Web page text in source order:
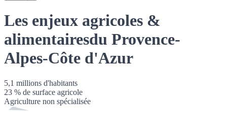
Les enjeux agricoles &
alimentairesdu Provence-
Alpes-Côte d'Azur
5,1 millions d'habitants
23 % de surface agricole
Agriculture non spécialisée